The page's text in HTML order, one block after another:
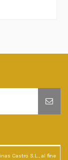
Castro S.L., al fine